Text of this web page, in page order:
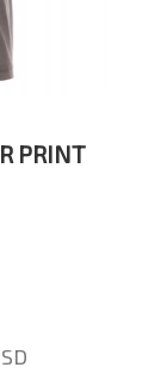
PRINT